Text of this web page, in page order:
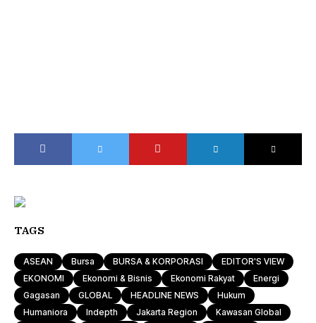
TAGS
ASEAN Bursa BURSA & KORPORASI
EDITOR'S VIEW
EKONOMI
Ekonomi & Bisnis Ekonomi Rakyat
Energi
Gagasan
GLOBAL HEADLINE NEWS
Hukum
Humaniora
Indepth Jakarta Region
Kawasan Global